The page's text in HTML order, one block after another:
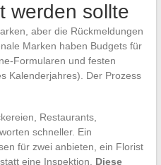
werden sollte
aber die Rückmeldungen
Marken haben Budgets für
Formularen und festen
Kalenderjahres). Der Prozess
Restaurants,
schneller. Ein
für zwei anbieten, ein Florist
eine Inspektion. Diese